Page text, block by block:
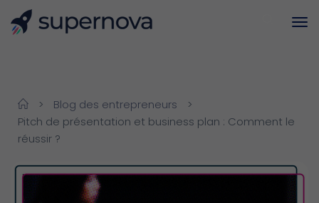
> Blog des entrepreneurs
>
Pitch de présentation et business plan : Comment le
réussir ?